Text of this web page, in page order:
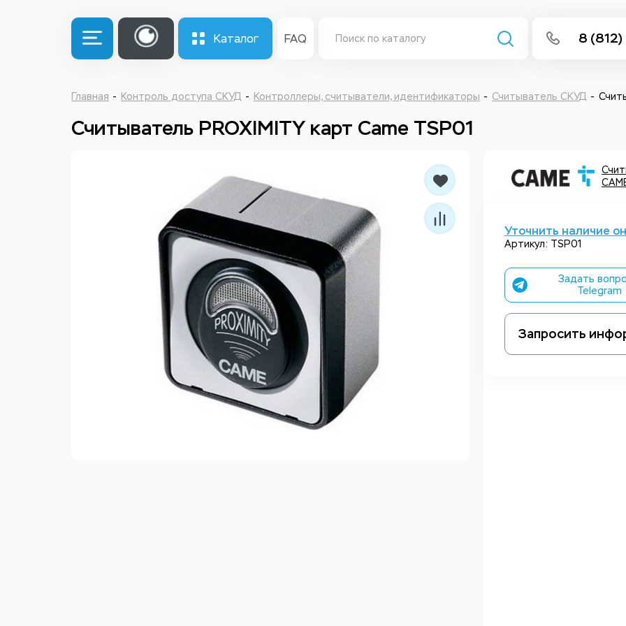
Каталог FAQ 8 (812)
Главная Контроль доступа СКУД Контроллеры, считыватели, идентификаторы Считыватель СКУД
Считыватель PROXIMITY карт Came TSP01
Уточнить наличие
Артикул: TSP01
Задать
Telegram
Запросить